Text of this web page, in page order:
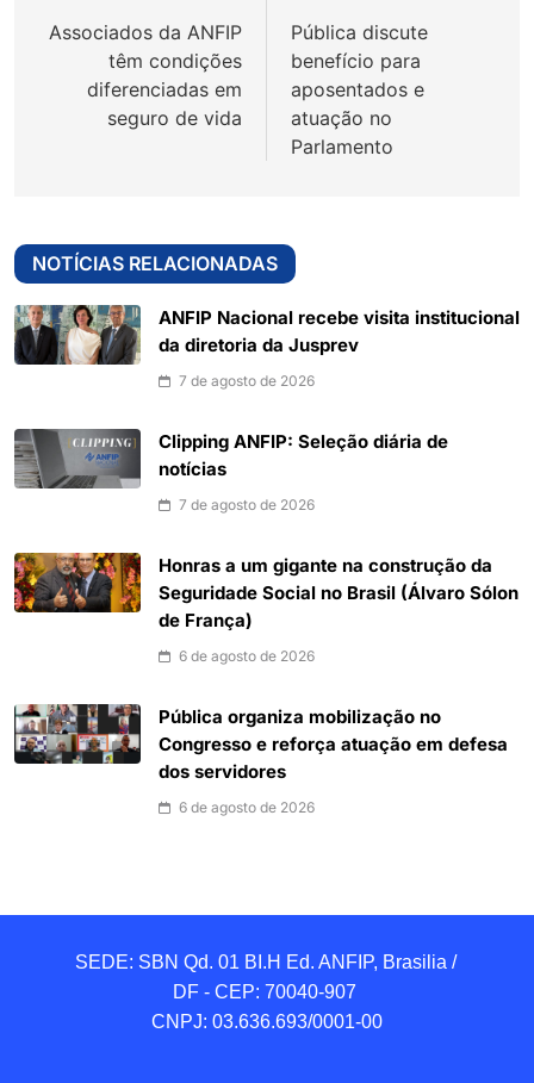
Post
Associados da ANFIP
têm condições
diferenciadas em
seguro de vida
Pública discute
benefício para
aposentados e
atuação no
Parlamento
NOTÍCIAS RELACIONADAS
ANFIP Nacional recebe visita institucional
da diretoria da Jusprev
7 de agosto de 2026
Clipping ANFIP: Seleção diária de
notícias
7 de agosto de 2026
Honras a um gigante na construção da
Seguridade Social no Brasil (Álvaro Sólon
de França)
6 de agosto de 2026
Pública organiza mobilização no
Congresso e reforça atuação em defesa
dos servidores
6 de agosto de 2026
SEDE: SBN Qd. 01 BI.H Ed. ANFIP, Brasilia /
DF - CEP: 70040-907
CNPJ: 03.636.693/0001-00